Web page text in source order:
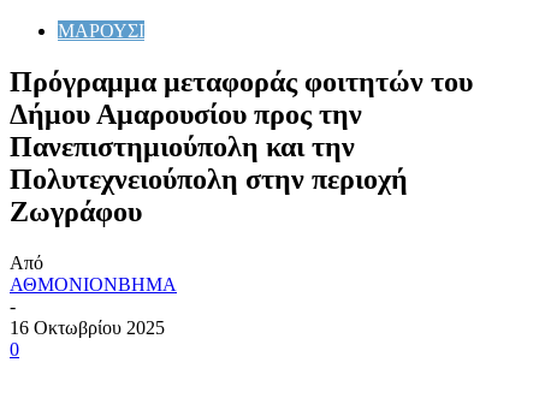
ΜΑΡΟΥΣΙ
Πρόγραμμα μεταφοράς φοιτητών του
Δήμου Αμαρουσίου προς την
Πανεπιστημιούπολη και την
Πολυτεχνειούπολη στην περιοχή
Ζωγράφου
Από
ΑΘΜΟΝΙΟΝΒΗΜΑ
-
16 Οκτωβρίου 2025
0